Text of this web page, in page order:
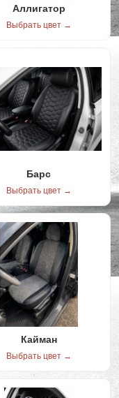
Аллигатор
Выбрать цвет →
Барс
Выбрать цвет →
Кайман
Выбрать цвет →